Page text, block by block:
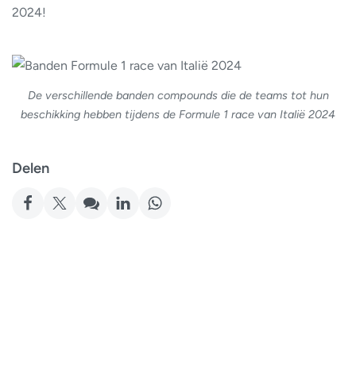
2024!
De verschillende banden compounds die de teams tot hun
beschikking hebben tijdens de Formule 1 race van Italië 2024
Delen